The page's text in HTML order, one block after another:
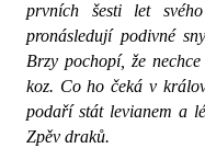
prvních šesti let
pronásledují podivné
Brzy pochopí, že
koz. Co ho čeká v
podaří stát levianem a
Zpěv draků.